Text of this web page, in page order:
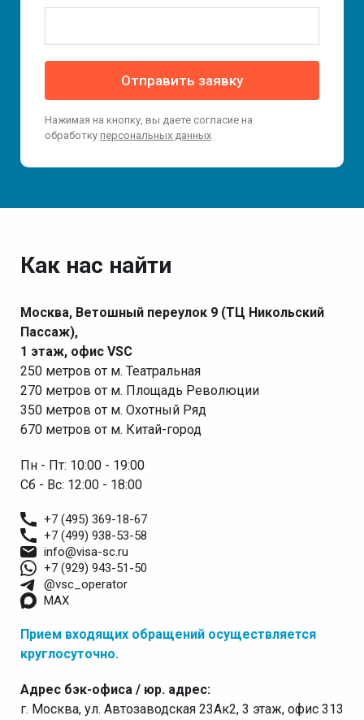
Отправить заявку
Нажимая на кнопку, вы даете согласие на
обработку персональных данных
Как нас найти
Москва, Ветошный переулок 9 (ТЦ Никольский
Пассаж),
1 этаж, офис VSC
250 метров от м. Театральная
270 метров от м. Площадь Революции
350 метров от м. Охотный Ряд
670 метров от м. Китай-город
Пн - Пт: 10:00 - 19:00
Сб - Вс: 12:00 - 18:00
+7 (495) 369-18-67
+7 (499) 938-53-58
info@visa-sc.ru
+7 (929) 943-51-50
@vsc_operator
MAX
Прием входящих обращений осуществляется
круглосуточно.
Адрес бэк-офиса / юр. адрес:
г. Москва, ул. Автозаводская 23Ак2, 3 этаж, офис 313